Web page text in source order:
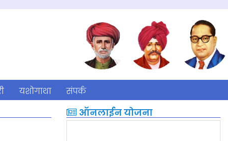
यशोगाथा संपर्क
ऑनलाईन योजना